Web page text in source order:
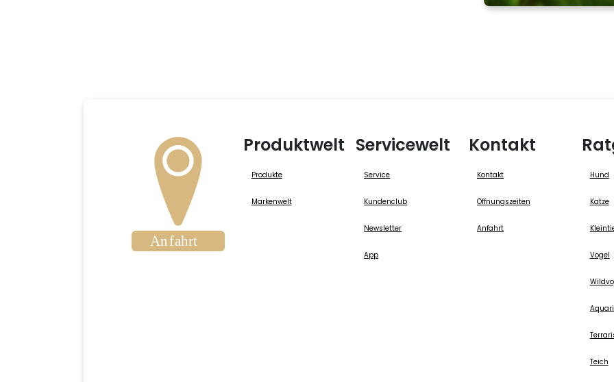
Produktwelt
Produkte
Markenwelt
Servicewelt
Service
Kundenclub
Newsletter
App
Kontakt
Kontakt
Öffnungszeiten
Anfahrt
Hund
Katze
Vogel
Teich